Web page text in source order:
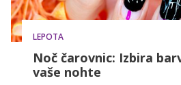
LEPOTA
Noč čarovnic: Izbira
vaše nohte